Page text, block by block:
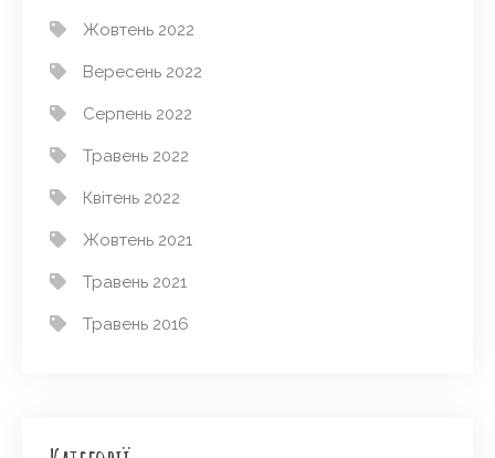
Жовтень 2022
Вересень 2022
Серпень 2022
Травень 2022
Квітень 2022
Жовтень 2021
Травень 2021
Травень 2016